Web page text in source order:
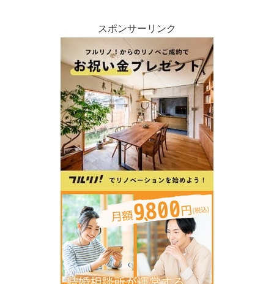
スポンサーリンク